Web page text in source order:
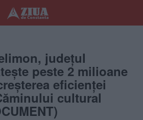
județul
peste 2 milioane
eficienţei
cultural